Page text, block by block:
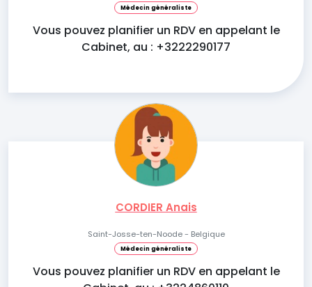
Médecin généraliste
Vous pouvez planifier un RDV en appelant le
Cabinet, au : +3222290177
CORDIER Anais
Saint-Josse-ten-Noode - Belgique
Médecin généraliste
Vous pouvez planifier un RDV en appelant le